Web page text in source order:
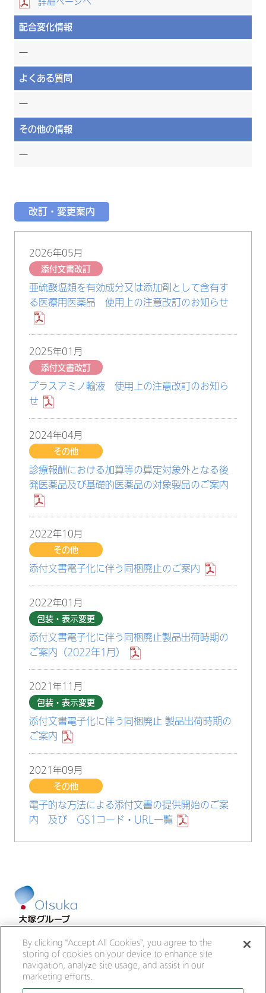
配合変化情報
―
よくある質問
―
その他の情報
―
改訂・変更案内
2026年05月
添付文書改訂
亜硫酸塩類を有効成分又は添加剤として含有す
る医療用医薬品 使用上の注意改訂のお知らせ
2025年01月
添付文書改訂
プラスアミノ輸液 使用上の注意改訂のお知ら
せ
2024年04月
その他
診療報酬における加算等の算定対象外となる後
発医薬品及び基礎的医薬品の対象製品のご案内
2022年10月
その他
添付文書電子化に伴う同梱廃止のご案内
2022年01月
包装・表示変更
添付文書電子化に伴う同梱廃止製品出荷時期の
ご案内（2022年1月）
2021年11月
包装・表示変更
添付文書電子化に伴う同梱廃止 製品出荷時期の
ご案内
2021年09月
その他
電子的な方法による添付文書の提供開始のご案
内 及び GS1コード・URL一覧
大鵬薬品工業
大塚倉庫
大塚化学
大塚食品
大塚メディカルデバイス
By clicking “Accept All Cookies”, you agree to the
storing of cookies on your device to enhance site
navigation, analyze site usage, and assist in our
marketing efforts.